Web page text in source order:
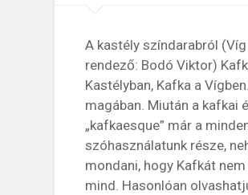
A kastély színdarabról
rendező: Bodó Viktor)
Kastélyban, Kafka a
magában. Miután a kafkai
„kafkaesque” már a
szóhasználatunk része,
mondani, hogy Kafkát
mind. Hasonlóan